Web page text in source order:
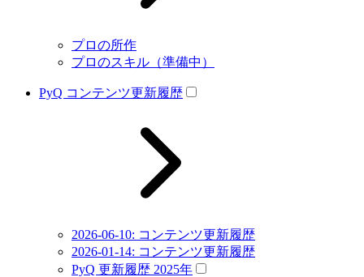
プロの所作
プロのスキル（準備中）
PyQ コンテンツ更新履歴
2026-06-10: コンテンツ更新履歴
2026-01-14: コンテンツ更新履歴
PyQ 更新履歴 2025年